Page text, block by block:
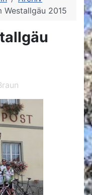
Westallgäu 2015